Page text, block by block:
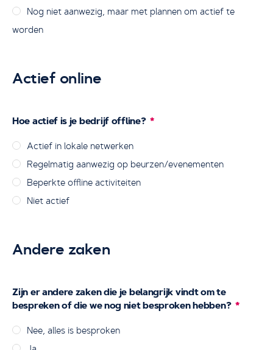
Nog niet aanwezig, maar met plannen om actief te
worden
Actief online
Hoe actief is je bedrijf offline?
Actief in lokale netwerken
Regelmatig aanwezig op beurzen/evenementen
Beperkte offline activiteiten
Niet actief
Andere zaken
Zijn er andere zaken die je belangrijk vindt om te
bespreken of die we nog niet besproken hebben?
Nee, alles is besproken